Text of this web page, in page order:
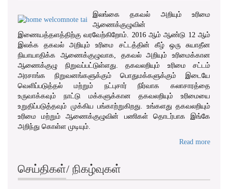
இலங்கை தகவல் அறியும் உரிமை
ஆணைக்குழுவின்
இணையத்தளத்திற்கு வரவேற்கிறோம். 2016 ஆம் ஆண்டு 12 ஆம்
இலக்க தகவல் அறியும் உரிமை சட்டத்தின் கீழ் ஒரு சுயாதீன
நியாயாதிக்க ஆணைக்குழுவாக, தகவல் அறியும் உரிமைக்கான
ஆணைக்குழு நிறுவப்பட்டுள்ளது. தகவலறியும் உரிமை சட்டம்
அரசாங்க நிறுவனங்களுக்கும் பொதுமக்களுக்கும் இடையே
வெளிப்படுத்தல் மற்றும் நட்புசார் நிர்வாக கலாசாரத்தை
உருவாக்கவும் நாட்டு மக்களுக்கான தகவலறியும் உரிமையை
உறுதிப்படுத்தவும் முக்கிய பங்காற்றுகிறது. உங்களது தகவலறியும்
உரிமை மற்றும் ஆணைக்குழுவின் பணிகள் தொடர்பாக இங்கே
அறிந்து கொள்ள முடியும்.
Read more
செய்திகள்/ நிகழ்வுகள்